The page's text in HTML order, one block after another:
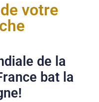
votre
de la
bat la